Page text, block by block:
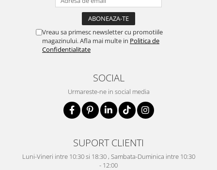
Vreau sa primesc newsletter cu promotiile
magazinului. Afla mai multe in Politica de
Confidentialitate
SOCIAL
Urmareste-ne in social media
SUPORT CLIENTI
Luni-Vineri intre 10:30 si 18:30 , Sambata-Duminica intre 10:30
- 12:00